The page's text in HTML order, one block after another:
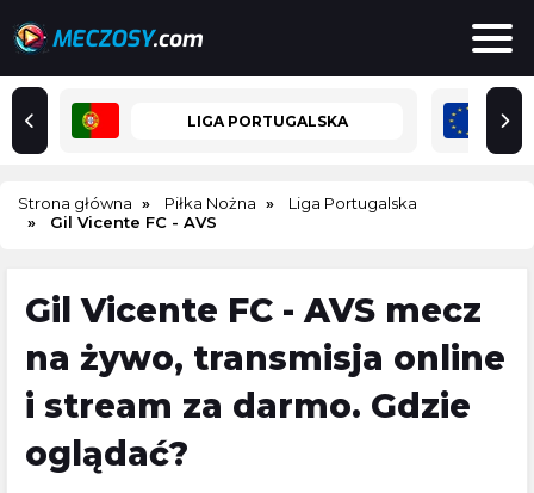
LIGA PORTUGALSKA
Strona główna Piłka Nożna
Liga Portugalska
Gil Vicente FC - AVS
Gil Vicente FC - AVS mecz
na żywo, transmisja online
i stream za darmo. Gdzie
oglądać?